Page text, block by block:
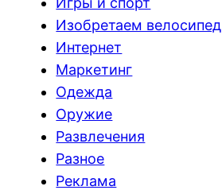
Изобретаем велосипед
Интернет
Маркетинг
Одежда
Оружие
Развлечения
Разное
Реклама